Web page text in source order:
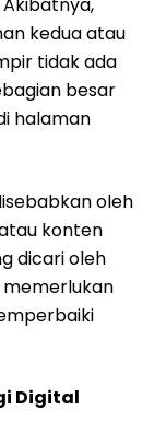
kedua atau
tidak ada
besar
halaman
oleh
konten
dicari oleh
memerlukan
Digital